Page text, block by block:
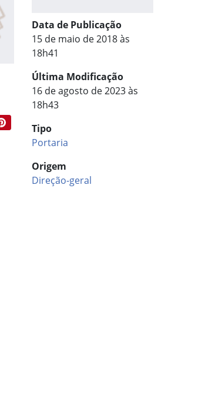
Pinterest
Data de Publicação
15 de maio de 2018 às
18h41
Última Modificação
16 de agosto de 2023 às
18h43
Tipo
Portaria
Origem
Direção-geral